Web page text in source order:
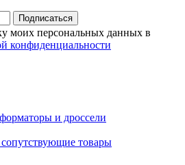
Подписаться
моих персональных данных в
конфиденциальности
и дроссели
товары